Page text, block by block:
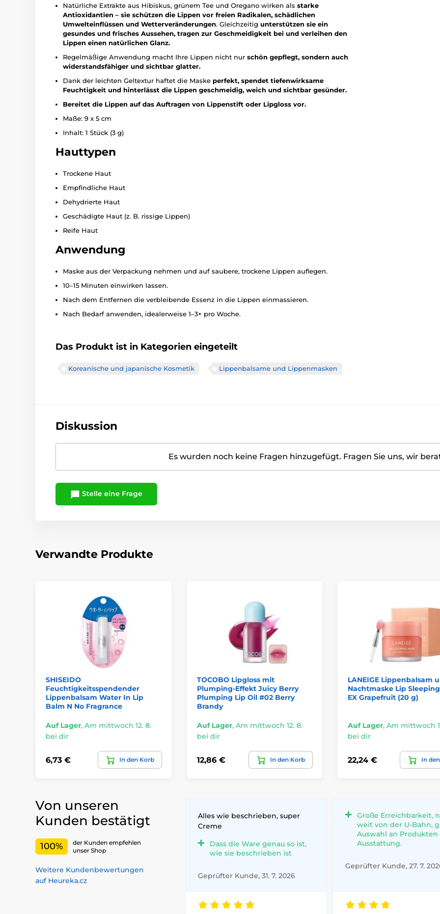
Natürliche Extrakte aus Hibiskus, grünem Tee und Oregano wirken als starke
Antioxidantien – sie schützen die Lippen vor freien Radikalen, schädlichen
Umwelteinflüssen und Wetterveränderungen. Gleichzeitig unterstützen sie ein
gesundes und frisches Aussehen, tragen zur Geschmeidigkeit bei und verleihen den
Lippen einen natürlichen Glanz.
Regelmäßige Anwendung macht Ihre Lippen nicht nur schön gepflegt, sondern auch
widerstandsfähiger und sichtbar glatter.
Dank der leichten Geltextur haftet die Maske perfekt, spendet tiefenwirksame
Feuchtigkeit und hinterlässt die Lippen geschmeidig, weich und sichtbar gesünder.
Bereitet die Lippen auf das Auftragen von Lippenstift oder Lipgloss vor.
Maße: 9 x 5 cm
Inhalt: 1 Stück (3 g)
Hauttypen
Trockene Haut
Empfindliche Haut
Dehydrierte Haut
Geschädigte Haut (z. B. rissige Lippen)
Reife Haut
Anwendung
Maske aus der Verpackung nehmen und auf saubere, trockene Lippen auflegen.
10–15 Minuten einwirken lassen.
Nach dem Entfernen die verbleibende Essenz in die Lippen einmassieren.
Nach Bedarf anwenden, idealerweise 1–3× pro Woche.
Das Produkt ist in Kategorien eingeteilt
Koreanische und japanische Kosmetik Lippenbalsame und Lippenmasken
Diskussion
Es wurden noch keine Fragen hinzugefügt. Fragen Sie uns, wir
Stelle eine Frage
Verwandte Produkte
SHISEIDO
Feuchtigkeitsspendender
Lippenbalsam Water In Lip
Balm N No Fragrance
Auf Lager, Am mittwoch 12. 8.
bei dir
6,73 € In den Korb
TOCOBO Lipgloss mit
Plumping-Effekt Juicy Berry
Plumping Lip Oil #02 Berry
Brandy
Auf Lager, Am mittwoch 12. 8.
bei dir
12,86 € In den Korb
LANEIGE Lippenbalsam
Nachtmaske Lip
EX Grapefruit (20 g)
Auf Lager, Am mittwoch
bei dir
22,24 € In
Von unseren
Kunden bestätigt
100%
der Kunden empfehlen
unser Shop
Weitere Kundenbewertungen
auf Heureka.cz
Alles wie beschrieben, super
Creme
Dass die Ware genau so ist,
wie sie beschrieben ist
Geprüfter Kunde, 31. 7. 2026
Große Erreichbarkeit,
weit von der U-Bahn,
Auswahl an Produkten
Ausstattung.
Geprüfter Kunde, 27. 7.